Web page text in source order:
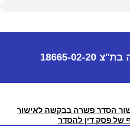
02-20
הסדר פשרה בבקשה לאישור
של פסק דין להסדר